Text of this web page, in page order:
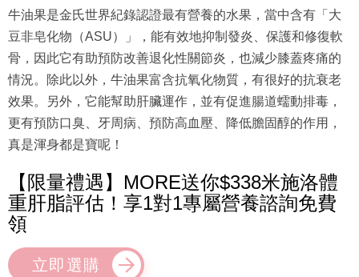
牛油果是金氏世界紀錄認證最有營養的水果，當中含有「大
豆非皂化物（ASU）」，能有效地抑制發炎、保護和修復軟
骨，因此它有助預防改善退化性關節炎，也減少膝蓋疼痛的
情況。除此以外，牛油果富含抗氧化物質，有很好的抗衰老
效果。另外，它能幫助肝臟運作，並有促進腸道蠕動排毒，
更有預防口臭、牙周病、預防高血壓、降低膽固醇的作用，
真是渾身都是寶呢！
【限量禮遇】MORE送你$338米施洛體
重肝脂評估！享1對1專屬營養諮詢免費
領
立即選購